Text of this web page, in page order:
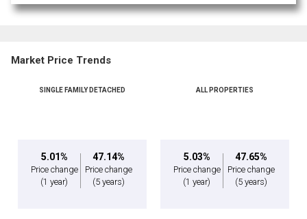
By clicking the submit button you are agreeing to our terms of use and giving us
Market Price Trends
SINGLE FAMILY DETACHED
5.01%
Price change
(1 year)
47.14%
Price change
(5 years)
ALL PROPERTIES
5.03%
Price change
(1 year)
47.65%
Price change
(5 years)